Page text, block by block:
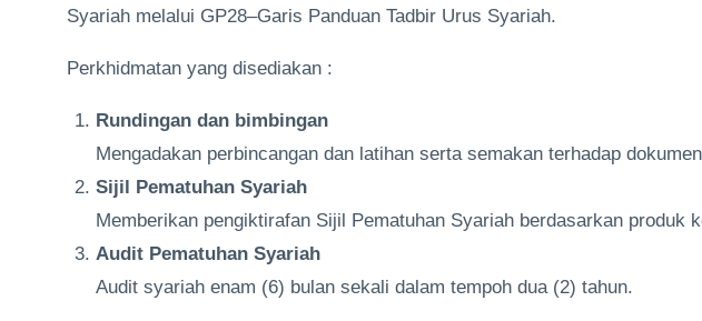
Syariah melalui GP28–Garis Panduan Tadbir Urus Syariah.
Perkhidmatan yang disediakan :
Rundingandan bimbingan
Mengadakan perbincangan dan latihan serta semakan terhadap
Sijil
PematuhanSyariah
Memberikan pengiktirafan Sijil Pematuhan Syariah berdasarkan produk
Audit PematuhanSyariah
Audit syariah enam (6) bulan sekali dalam tempoh dua (2) tahun.